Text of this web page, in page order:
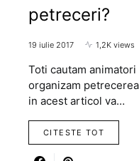
petreceri?
19 iulie 2017 1,2K views
Toti cautam
organizam
in acest articol va…
CITESTE TOT